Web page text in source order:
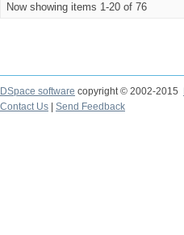
Now showing items 1-20 of 76
DSpace software copyright © 2002-2015
Contact Us
Send Feedback